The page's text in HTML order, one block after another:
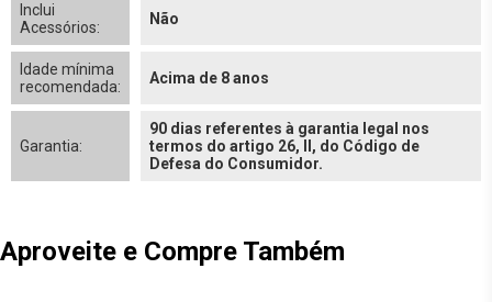
Inclui
Acessórios:
Não
Idade mínima
recomendada:
Acima de 8 anos
Garantia:
90 dias referentes à garantia legal nos
termos do artigo 26, II, do Código de
Defesa do Consumidor.
Aproveite e Compre Também